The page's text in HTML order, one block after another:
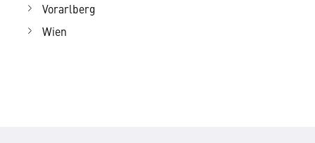
Vorarlberg
Wien